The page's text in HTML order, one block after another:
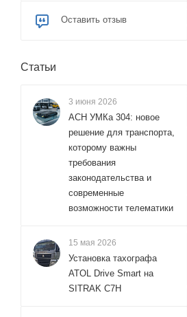
Оставить отзыв
Статьи
3 июня 2026
АСН УМКа 304: новое
решение для транспорта,
которому важны
требования
законодательства и
современные
возможности телематики
15 мая 2026
Установка тахографа
ATOL Drive Smart на
SITRAK C7H